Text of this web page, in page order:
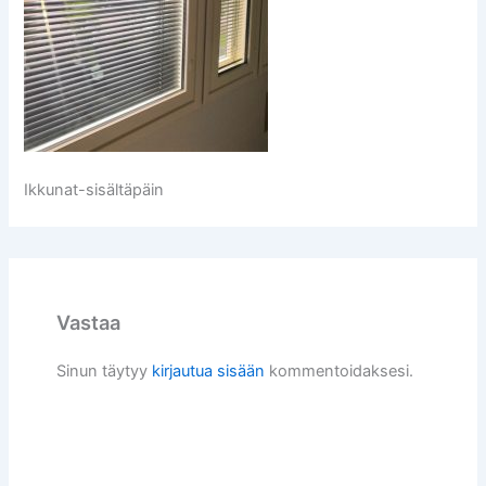
Ikkunat-sisältäpäin
Vastaa
Sinun täytyy kirjautua sisään kommentoidaksesi.